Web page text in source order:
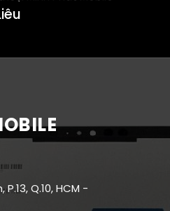
Q.10, HCM -